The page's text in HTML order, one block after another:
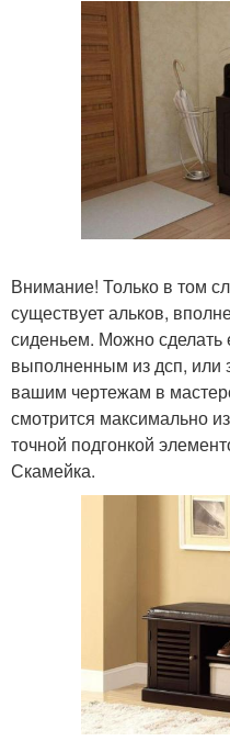
Внимание! Только в том
существует альков,
сиденьем. Можно сделать
выполненным из дсп, или
вашим чертежам в
смотрится максимально
точной подгонкой
Скамейка.